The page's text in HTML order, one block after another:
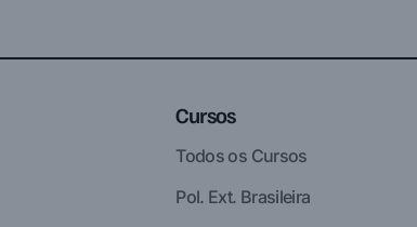
Cursos
Todos os Cursos
Pol. Ext. Brasileira